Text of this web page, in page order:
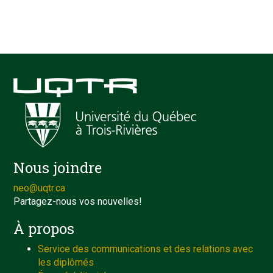
Nous joindre
neo@uqtr.ca
Partagez-nous vos nouvelles!
À propos
Service des communications et des relations avec
les diplômés